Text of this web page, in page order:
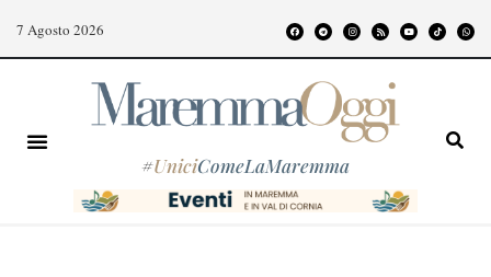
7 Agosto 2026
#UniciComeLaMaremma